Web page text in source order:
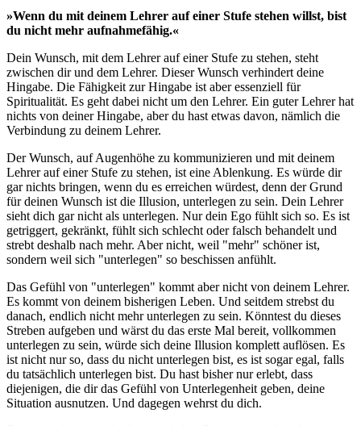
»Wenn du mit deinem Lehrer auf einer Stufe stehen willst, bist
du nicht mehr aufnahmefähig.«
Dein Wunsch, mit dem Lehrer auf einer Stufe zu stehen, steht
zwischen dir und dem Lehrer. Dieser Wunsch verhindert deine
Hingabe. Die Fähigkeit zur Hingabe ist aber essenziell für
Spiritualität. Es geht dabei nicht um den Lehrer. Ein guter Lehrer hat
nichts von deiner Hingabe, aber du hast etwas davon, nämlich die
Verbindung zu deinem Lehrer.
Der Wunsch, auf Augenhöhe zu kommunizieren und mit deinem
Lehrer auf einer Stufe zu stehen, ist eine Ablenkung. Es würde dir
gar nichts bringen, wenn du es erreichen würdest, denn der Grund
für deinen Wunsch ist die Illusion, unterlegen zu sein. Dein Lehrer
sieht dich gar nicht als unterlegen. Nur dein Ego fühlt sich so. Es ist
getriggert, gekränkt, fühlt sich schlecht oder falsch behandelt und
strebt deshalb nach mehr. Aber nicht, weil "mehr" schöner ist,
sondern weil sich "unterlegen" so beschissen anfühlt.
Das Gefühl von "unterlegen" kommt aber nicht von deinem Lehrer.
Es kommt von deinem bisherigen Leben. Und seitdem strebst du
danach, endlich nicht mehr unterlegen zu sein. Könntest du dieses
Streben aufgeben und wärst du das erste Mal bereit, vollkommen
unterlegen zu sein, würde sich deine Illusion komplett auflösen. Es
ist nicht nur so, dass du nicht unterlegen bist, es ist sogar egal, falls
du tatsächlich unterlegen bist. Du hast bisher nur erlebt, dass
diejenigen, die dir das Gefühl von Unterlegenheit geben, deine
Situation ausnutzen. Und dagegen wehrst du dich.